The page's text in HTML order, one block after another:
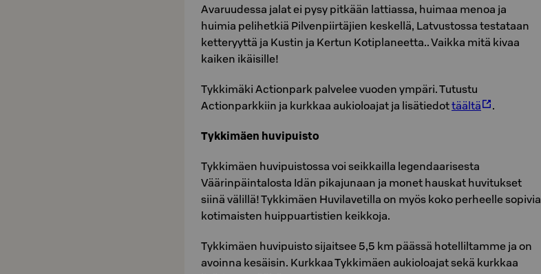
Avaruudessa jalat ei pysy pitkään lattiassa, huimaa menoa ja
huimia pelihetkiä Pilvenpiirtäjien keskellä, Latvustossa testataan
ketteryyttä ja Kustin ja Kertun Kotiplaneetta.. Vaikka mitä kivaa
kaiken ikäisille!
Tykkimäki Actionpark palvelee vuoden ympäri. Tutustu
Actionparkkiin ja kurkkaa aukioloajat ja lisätiedottäältä .
Tykkimäen huvipuisto
Tykkimäen huvipuistossa voi seikkailla legendaarisesta
Väärinpäintalosta Idän pikajunaan ja monet hauskat huvitukset
siinä välillä! Tykkimäen Huvilavetilla on myös koko perheelle sopivia
kotimaisten huippuartistien keikkoja.
Tykkimäen huvipuisto sijaitsee 5,5 km päässä hotelliltamme ja on
avoinna kesäisin. Kurkkaa Tykkimäen aukioloajat sekä kurkkaa